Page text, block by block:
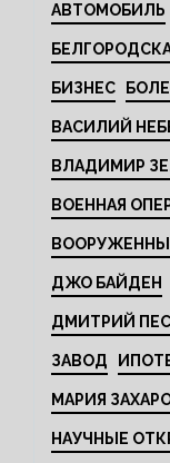
АВТОМОБИЛЬ
БИЗНЕС
ВАСИЛИЙ
ВЛАДИМИР
ВОЕННАЯ
ДЖО БАЙДЕН
ДМИТРИЙ
ЗАВОД
МАРИЯ
НАУЧНЫЕ